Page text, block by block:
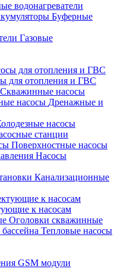
водонагреватели
Буферные
Газовые
для отопления и ГВС
Скважинные насосы
Дренажные и
насосы
станции
Поверхностные насосы
Насосы
Канализационные
к насосам
Оголовки скважинные
Тепловые насосы
GSM модули